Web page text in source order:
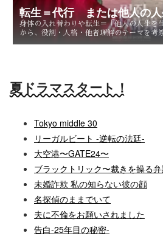
転生＝代行 または他人の人
身体の入れ替わりや転生＝「他人の人生を
から、役割・人格・他者理解のテーマを考
夏ドラマスタート！
Tokyo middle 30
リーガルビート -逆転の法廷-
大空港〜GATE24〜
ブラックトリック〜裁きを操る
未婚詐欺 私の知らない彼の顔
名探偵のままでいて
夫に不倫をお願いされました
告白-25年目の秘密-